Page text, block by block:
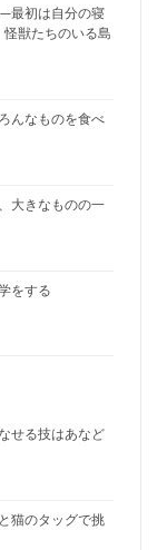
最初は自分の寝
獣たちのいる島
んなものを食べ
大きなものの一
をする
せる技はあなど
猫のタッグで挑